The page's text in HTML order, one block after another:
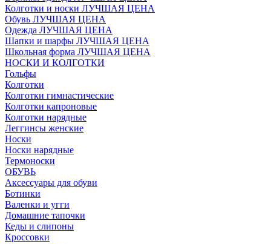
Колготки и носки ЛУЧШАЯ ЦЕНА
Обувь ЛУЧШАЯ ЦЕНА
Одежда ЛУЧШАЯ ЦЕНА
Шапки и шарфы ЛУЧШАЯ ЦЕНА
Школьная форма ЛУЧШАЯ ЦЕНА
НОСКИ И КОЛГОТКИ
Гольфы
Колготки
Колготки гимнастические
Колготки капроновые
Колготки нарядные
Леггинсы женские
Носки
Носки нарядные
Термоноски
ОБУВЬ
Аксессуары для обуви
Ботинки
Валенки и угги
Домашние тапочки
Кеды и слипоны
Кроссовки